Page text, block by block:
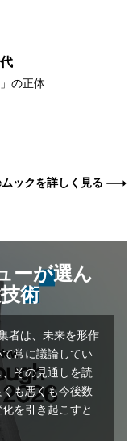
の正体
ックを詳しく見る
ーが選ん
術
者は、未来を形作
常に議論してい
その見通しを読
も悪くも今後数
を引き起こすと